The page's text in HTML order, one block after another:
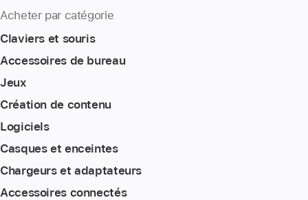
Acheter par catégorie
Claviers et souris
Accessoires de bureau
Jeux
Création de contenu
Logiciels
Casques et enceintes
Chargeurs et adaptateurs
Accessoires connectés